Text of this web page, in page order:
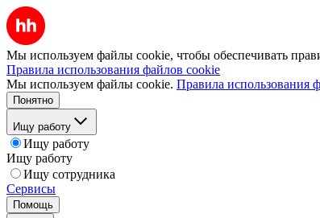
Мы используем файлы cookie, чтобы обеспечивать
Правила использования файлов cookie
Мы используем файлы cookie. Правила использования
Понятно
Ищу работу
Ищу работу
Ищу работу
Ищу сотрудника
Сервисы
Помощь